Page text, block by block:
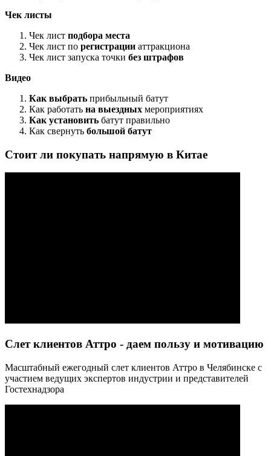
Чек листы
Чек лист подбора места
Чек лист по регистрации аттракциона
Чек лист запуска точки без штрафов
Видео
Как выбрать прибыльный батут
Как работать на выездных мероприятиях
Как установить батут правильно
Как свернуть большой батут
Стоит ли покупать напрямую в Китае
Слет клиентов Аттро - даем пользу и мотивацию
Масштабный ежегодный слет клиентов Аттро в Челябинске с
участием ведущих экспертов индустрии и представителей
Гостехнадзора